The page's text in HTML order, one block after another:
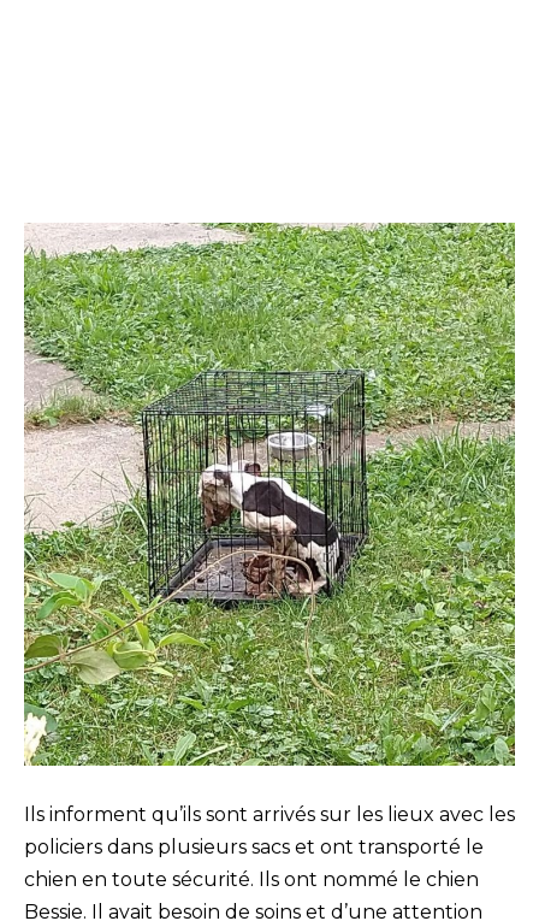
Ils informent qu’ils sont arrivés sur les lieux avec les
policiers dans plusieurs sacs et ont transporté le
chien en toute sécurité. Ils ont nommé le chien
Bessie. Il avait besoin de soins et d’une attention